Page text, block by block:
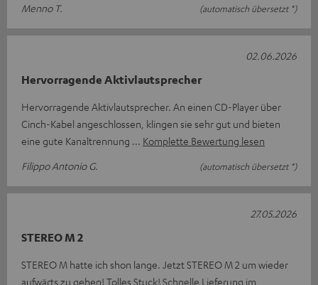
Menno T.
(automatisch übersetzt *)
Hervorragende Aktivlautsprecher
Hervorragende Aktivlautsprecher. An einen CD-Player über
Cinch-Kabel angeschlossen, klingen sie sehr gut und bieten
eine gute Kanaltrennung
Komplette Bewertung lesen
Filippo Antonio G.
(automatisch übersetzt *)
02.06.2026
STEREO M 2
STEREO M hatte ich shon lange. Jetzt STEREO M 2 um wieder
aufwärts zu gehen! Tolles Stuck! Schnelle Lieferung im
27.05.2026